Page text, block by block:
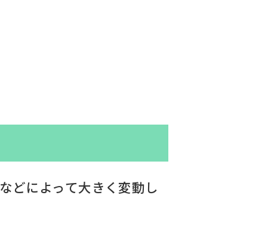
どによって大きく変動し